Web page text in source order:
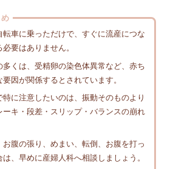
転車に乗っただけで、すぐに流産につな
要はありません。
多くは、受精卵の染色体異常など、赤ち
因が関係するとされています。
に注意したいのは、振動そのものより
ーキ・段差・スリップ・バランスの崩れ
腹の張り、めまい、転倒、お腹を打っ
、早めに産婦人科へ相談しましょう。